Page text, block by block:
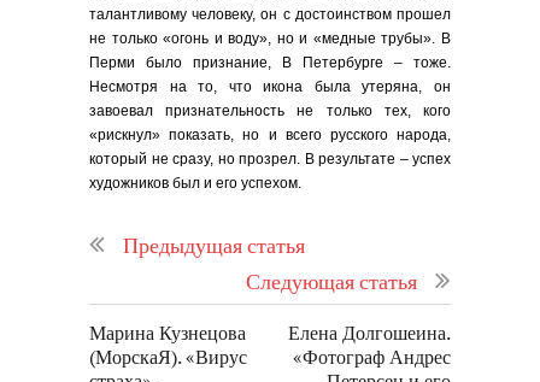
талантливому человеку, он с достоинством прошел
не только «огонь и воду», но и «медные трубы». В
Перми было признание, В Петербурге – тоже.
Несмотря на то, что икона была утеряна, он
завоевал признательность не только тех, кого
«рискнул» показать, но и всего русского народа,
который не сразу, но прозрел. В результате – успех
художников был и его успехом.
Предыдущая статья
Следующая статья
Марина Кузнецова
(МорскаЯ). «Вирус
Елена Долгошеина.
«Фотограф Андрес